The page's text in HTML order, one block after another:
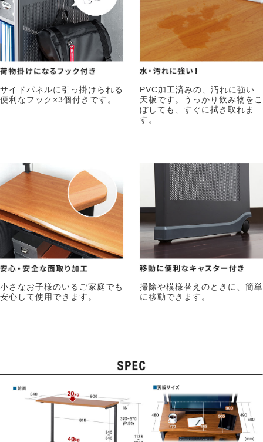
サイドパネルに引っ掛けられる
便利なフック×3個付きです。
PVC加工済みの、汚れに強い
天板です。うっかり飲み物をこ
ぼしても、すぐに拭き取れま
す。
小さなお子様のいるご家庭でも
安心して使用できます。
掃除や模様替えのときに、簡単
に移動できます。